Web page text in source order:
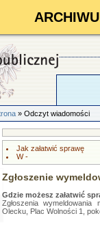
» Odczyt wiadomości
Jak załatwić sprawę
W -
Zgłoszenie
Gdzie możesz załatwić
Zgłoszenia
Olecku, Plac Wolności 1,